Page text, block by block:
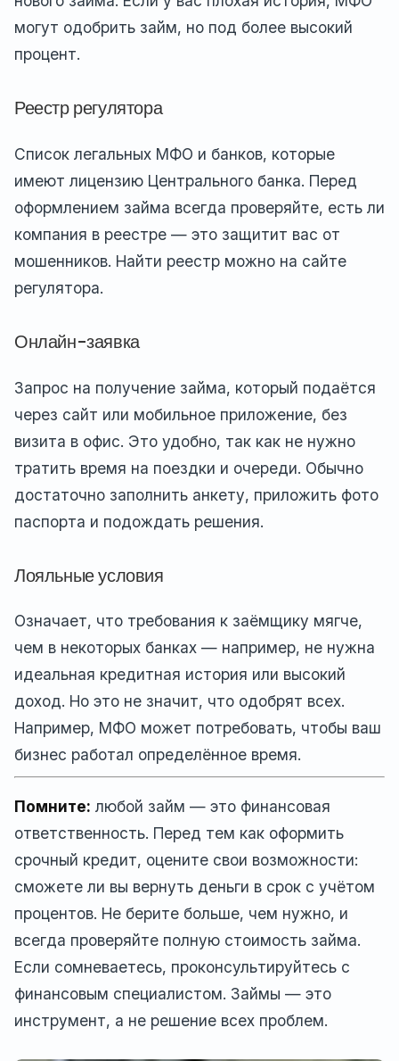
могут одобрить займ, но под более высокий
процент.
Реестр регулятора
Список легальных МФО и банков, которые
имеют лицензию Центрального банка. Перед
оформлением займа всегда проверяйте, есть ли
компания в реестре — это защитит вас от
мошенников. Найти реестр можно на сайте
регулятора.
Онлайн-заявка
Запрос на получение займа, который подаётся
через сайт или мобильное приложение, без
визита в офис. Это удобно, так как не нужно
тратить время на поездки и очереди. Обычно
достаточно заполнить анкету, приложить фото
паспорта и подождать решения.
Лояльные условия
Означает, что требования к заёмщику мягче,
чем в некоторых банках — например, не нужна
идеальная кредитная история или высокий
доход. Но это не значит, что одобрят всех.
Например, МФО может потребовать, чтобы ваш
бизнес работал определённое время.
Помните: любой займ — это финансовая
ответственность. Перед тем как оформить
срочный кредит, оцените свои возможности:
сможете ли вы вернуть деньги в срок с учётом
процентов. Не берите больше, чем нужно, и
всегда проверяйте полную стоимость займа.
Если сомневаетесь, проконсультируйтесь с
финансовым специалистом. Займы — это
инструмент, а не решение всех проблем.